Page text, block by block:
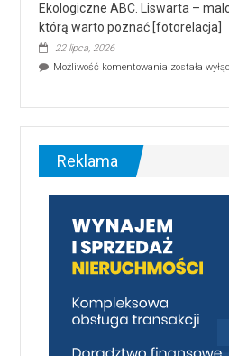
Ekologiczne ABC. Liswarta –
którą warto poznać [fotorelacja]
22 lipca, 2026
Możliwość komentowania Ekologiczne
–
malownicza
[fotorelacja]
została
Reklama